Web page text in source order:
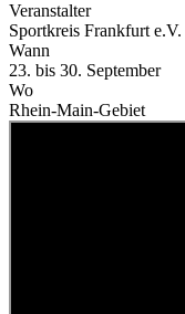
Veranstalter
Sportkreis Frankfurt e.V.
Wann
23. bis 30. September
Wo
Rhein-Main-Gebiet